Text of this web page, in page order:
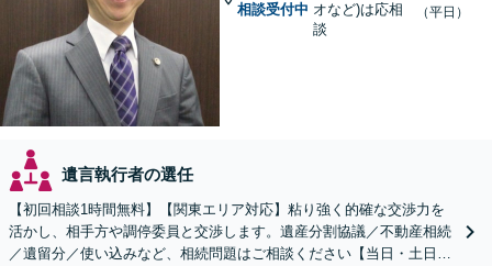
相談受付中 オなど)は応相
談
（平日）
遺言執行者の選任
【初回相談1時間無料】【関東エリア対応】粘り強く的確な交渉力を
活かし、相手方や調停委員と交渉します。遺産分割協議／不動産相続
／遺留分／使い込みなど、相続問題はご相談ください【当日・土日対